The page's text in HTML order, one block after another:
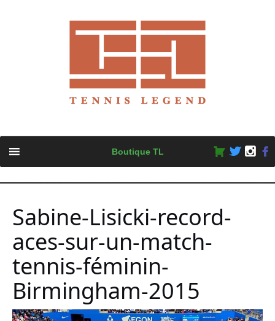
content
Boutique TL
Sabine-Lisicki-record-
aces-sur-un-match-
tennis-féminin-
Birmingham-2015